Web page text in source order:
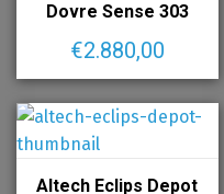
Dovre Sense 303
€2.880,00
Altech Eclips Depot